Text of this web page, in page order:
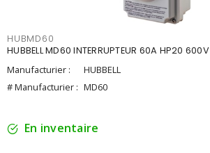
HUBMD60
HUBBELL MD60 INTERRUPTEUR 60A HP20 600V
Manufacturier :
HUBBELL
# Manufacturier : MD60
En inventaire